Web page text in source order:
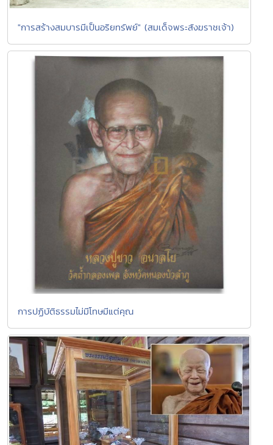
"การสร้างสมบารมีเป็นอริยทรัพย์" (สมเด็จพระสังฆราชเจ้า)
การปฏิบัติธรรมไม่มีโทษมีแต่คุณ